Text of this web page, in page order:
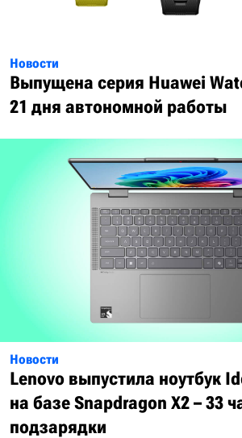
Новости
Выпущена серия Huawei
21 дня автономной работы
Новости
Lenovo выпустила ноутбук
на базе Snapdragon X2 – 33
подзарядки